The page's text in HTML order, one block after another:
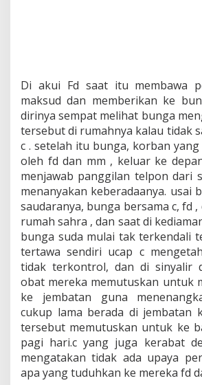
Di akui Fd saat itu membawa
maksud dan memberikan ke
dirinya sempat melihat bunga
tersebut di rumahnya kalau tidak
c . setelah itu bunga, korban
oleh fd dan mm , keluar ke
menjawab panggilan telpon dari
menanyakan keberadaanya. usai
saudaranya, bunga bersama c, fd
rumah sahra , dan saat di
bunga suda mulai tak terkendali
tertawa sendiri ucap c
tidak terkontrol, dan di sinyalir
obat mereka memutuskan untuk
ke jembatan guna
cukup lama berada di jembatan
tersebut memutuskan untuk ke
pagi hari.c yang juga kerabat
mengatakan tidak ada upaya
apa yang tuduhkan ke mereka fd